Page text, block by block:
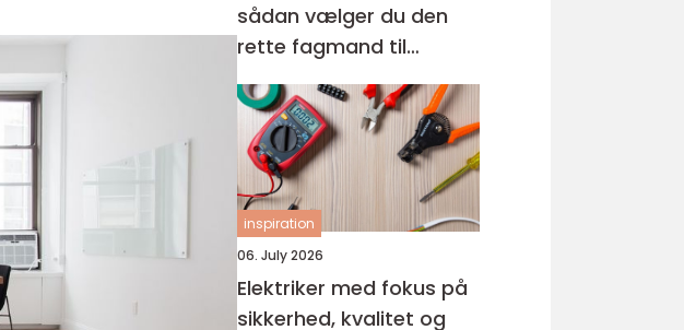
sådan vælger du den
rette fagmand til
glasarbejde
inspiration
06. July 2026
Elektriker med fokus på
sikkerhed, kvalitet og